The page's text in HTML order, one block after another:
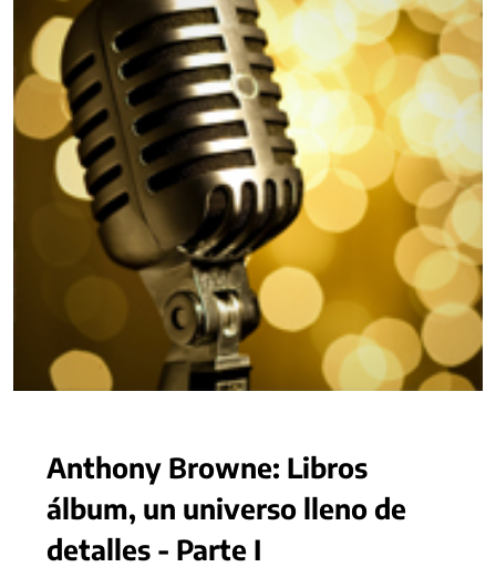
Anthony Browne: Libros
álbum, un universo lleno de
detalles - Parte I